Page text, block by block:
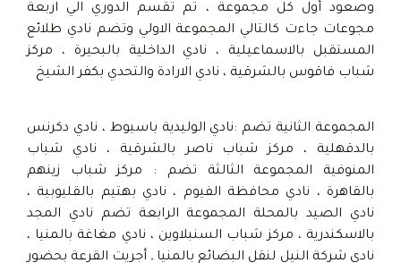
وصعود أول كل مجموعة ، تم تقسم الدوري الي اربعة
مجوعات جاءت كالتالي المجموعة الاولي وتضم نادي طلائع
المستقبل بالاسماعيلية ، نادي الداخلية بالبحيرة ، مركز
شباب فاقوس بالشرقية ، نادي الارادة والتحدي بكفر الشيخ
المجموعة الثانية تضم :نادي الوليدية باسيوط ، نادي دكرنس
بالدقهلية ، مركز شباب ناصر بالشرقية ، نادي شباب
المنوفية المجموعة الثالثة تضم : مركز شباب زينهم
بالقاهرة ، نادي محافظة الفيوم ، نادي بهتيم بالقليوبية ،
نادي الصيد بالمحلة المجموعة الرابعة تضم نادي المجد
بالاسكندرية ، مركز شباب السنبلاوين ، نادي مغاغة بالمنيا ،
نادي شركة النيل لنقل البضائع بالمنيا ـ أجريت القرعة بحضور